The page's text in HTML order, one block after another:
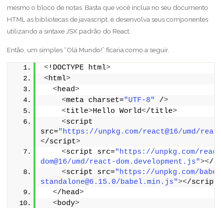
mesmo o bloco de notas. Basta que você inclua no seu documento
HTML as bibliotecas de javascript, e desenvolva seus componentes
utilizando a sintaxe JSX padrão do React.
Então, um simples “Olá Mundo!” ficaria como a seguir.
<!DOCTYPE html>
<html>
<head>
<meta charset="UTF-8" />
<title>Hello World</title>
<script
src="https://unpkg.com/react@16/umd/
</script>
<script src="https://unpkg.com/
dom@16/umd/react-dom.development.js"></
<script src="https://unpkg.com/
standalone@6.15.0/babel.min.js"></script
</head>
<body>